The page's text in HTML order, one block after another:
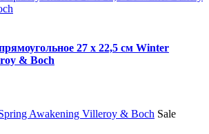
27 x 22,5 см Winter
& Boch
Sale